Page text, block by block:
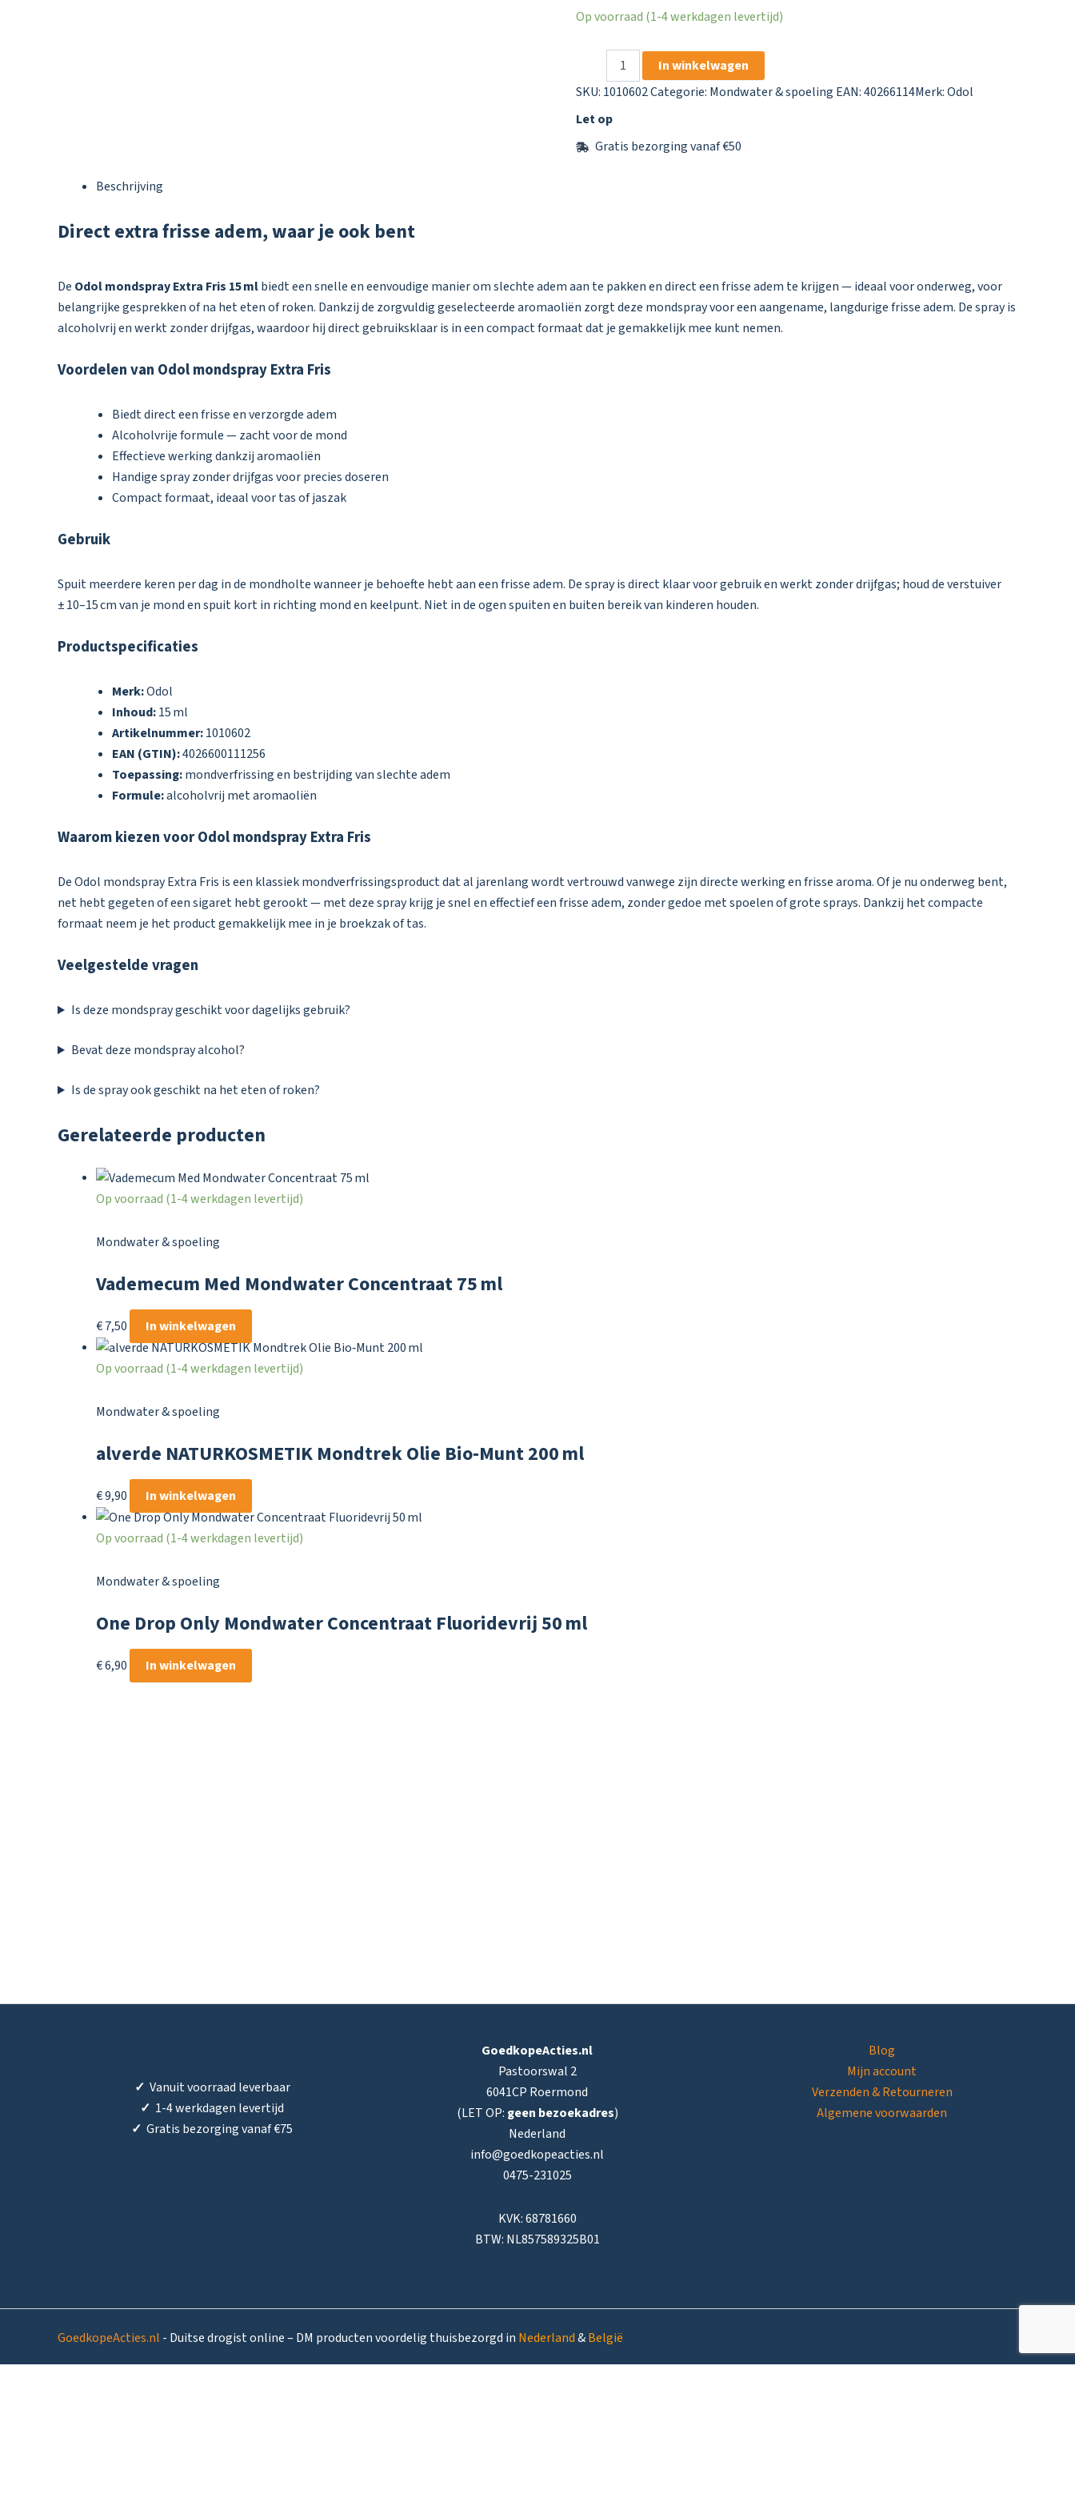
Op voorraad (1-4 werkdagen levertijd)
Mondspray
Extra
15
aantal
In winkelwagen
SKU: 1010602Categorie: Mondwater & spoeling EAN: 40266114Merk:Odol
Let op
Gratis bezorging vanaf €50
Beschrijving
Direct extra frisse adem, waar je ook bent
De Odol mondspray Extra Fris 15 mlbiedt een snelle en eenvoudige manier om slechte adem aan te pakken en direct een frisse adem te krijgen — ideaal voor onderweg, voor
belangrijke gesprekken of na het eten of roken. Dankzij de zorgvuldig geselecteerde aromaoliën zorgt deze mondspray voor een aangename, langdurige frisse adem. De spray is
alcoholvrij en werkt zonder drijfgas, waardoor hij direct gebruiksklaar is in een compact formaat dat je gemakkelijk mee kunt nemen.
Voordelen van Odol mondspray Extra Fris
Biedt direct een frisse en verzorgde adem
Alcoholvrije formule — zacht voor de mond
Effectieve werking dankzij aromaoliën
Handige spray zonder drijfgas voor precies doseren
Compact formaat, ideaal voor tas of jaszak
Gebruik
Spuit meerdere keren per dag in de mondholte wanneer je behoefte hebt aan een frisse adem. De spray is direct klaar voor gebruik en werkt zonder drijfgas; houd de verstuiver
± 10–15 cm van je mond en spuit kort in richting mond en keelpunt. Niet in de ogen spuiten en buiten bereik van kinderen houden.
Productspecificaties
Merk:Odol
Inhoud:15 ml
Artikelnummer:1010602
EAN (GTIN):4026600111256
Toepassing:mondverfrissing en bestrijding van slechte adem
Formule:alcoholvrij met aromaoliën
Waarom kiezen voor Odol mondspray Extra Fris
De Odol mondspray Extra Fris is een klassiek mondverfrissingsproduct dat al jarenlang wordt vertrouwd vanwege zijn directe werking en frisse aroma. Of je nu onderweg bent,
net hebt gegeten of een sigaret hebt gerookt — met deze spray krijg je snel en effectief een frisse adem, zonder gedoe met spoelen of grote sprays. Dankzij het compacte
formaat neem je het product gemakkelijk mee in je broekzak of tas.
Veelgestelde vragen
Is deze mondspray geschikt voor dagelijks gebruik?
Bevat deze mondspray alcohol?
Is de spray ook geschikt na het eten of roken?
Gerelateerde producten
Op voorraad (1-4 werkdagen levertijd)
Mondwater & spoeling
Vademecum Med Mondwater Concentraat 75 ml
€7,50 In winkelwagen
Op voorraad (1-4 werkdagen levertijd)
Mondwater & spoeling
alverde NATURKOSMETIK Mondtrek Olie Bio‑Munt 200 ml
€9,90 In winkelwagen
Op voorraad (1-4 werkdagen levertijd)
Mondwater & spoeling
One Drop Only Mondwater Concentraat Fluoridevrij 50 ml
€6,90 In winkelwagen
✓ Vanuit voorraad leverbaar
✓ 1-4 werkdagen levertijd
✓ Gratis bezorging vanaf €75
GoedkopeActies.nl
Pastoorswal 2
6041CP Roermond
(LET OP: geen bezoekadres)
Nederland
info@goedkopeacties.nl
0475-231025
KVK: 68781660
BTW: NL857589325B01
Blog
Mijn account
Verzenden & Retourneren
Algemene voorwaarden
GoedkopeActies.nl - Duitse drogist online – DM producten voordelig thuisbezorgd in Nederland&België